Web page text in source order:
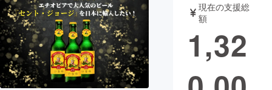
テクノロジー・ガジェット
映像・映画 書籍・雑誌
ビジネス・起業 チャレンジ
現在の支援総
額
1,32